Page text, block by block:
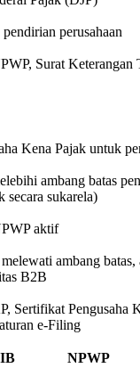
pendirian perusahaan
Surat Keterangan
Kena Pajak untuk
ambang batas
secara sukarela)
aktif
ambang
B2B
Sertifikat Pengusaha
e-Filing
NPWP